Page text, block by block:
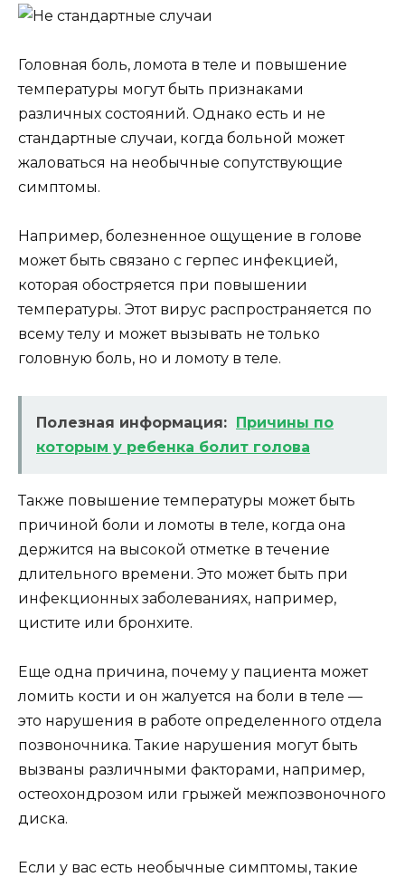
Головная боль, ломота в теле и повышение
температуры могут быть признаками
различных состояний. Однако есть и не
стандартные случаи, когда больной может
жаловаться на необычные сопутствующие
симптомы.
Например, болезненное ощущение в голове
может быть связано с герпес инфекцией,
которая обостряется при повышении
температуры. Этот вирус распространяется по
всему телу и может вызывать не только
головную боль, но и ломоту в теле.
Полезная информация: Причины по
которым у ребенка болит голова
Также повышение температуры может быть
причиной боли и ломоты в теле, когда она
держится на высокой отметке в течение
длительного времени. Это может быть при
инфекционных заболеваниях, например,
цистите или бронхите.
Еще одна причина, почему у пациента может
ломить кости и он жалуется на боли в теле —
это нарушения в работе определенного отдела
позвоночника. Такие нарушения могут быть
вызваны различными факторами, например,
остеохондрозом или грыжей межпозвоночного
диска.
Если у вас есть необычные симптомы, такие